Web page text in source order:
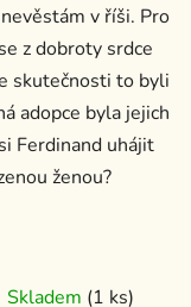
v říši. Pro
z dobroty srdce
skutečnosti to byli
adopce byla jejich
Ferdinand uhájit
ženou?
Skladem (1 ks)